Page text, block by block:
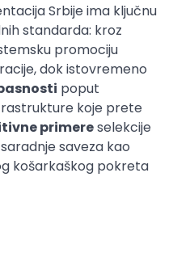
Srbije ima ključnu
standarda: kroz
promociju
dok istovremeno
poput
koje prete
primereselekcije
saveza kao
košarkaškog pokreta